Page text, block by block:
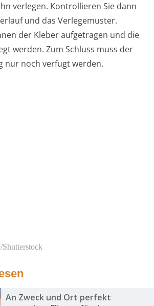
verlegen. Kontrollieren Sie dann
und das Verlegemuster.
der Kleber aufgetragen und die
werden. Zum Schluss muss der
nur noch verfugt werden.
An Zweck und Ort perfekt